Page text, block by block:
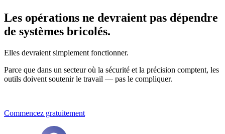
Les opérations ne devraient pas dépendre
de systèmes bricolés.
Elles devraient simplement fonctionner.
Parce que dans un secteur où la sécurité et la précision comptent, les
outils doivent soutenir le travail — pas le compliquer.
Commencez gratuitement